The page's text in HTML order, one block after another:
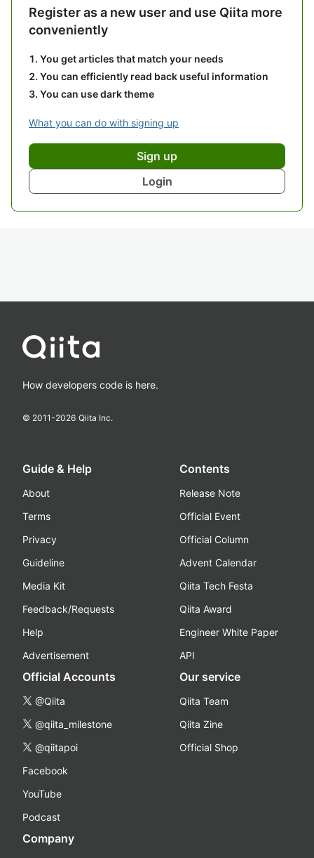
Register as a new user and use Qiita more
conveniently
You get articles that match your needs
You can efficiently read back useful information
You can use dark theme
What you can do with signing up
Sign up
Login
How developers code is here.
© 2011-2026 Qiita Inc.
Guide & Help
About
Terms
Privacy
Guideline
Media Kit
Feedback/Requests
Help
Advertisement
Contents
Release Note
Official Event
Official Column
Advent Calendar
Qiita Tech Festa
Qiita Award
Engineer White Paper
API
Official Accounts
@Qiita
@qiita_milestone
@qiitapoi
Facebook
YouTube
Podcast
Our service
Qiita Team
Qiita Zine
Official Shop
Company